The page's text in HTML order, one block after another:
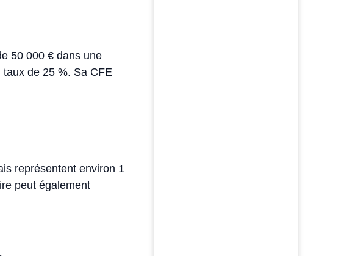
50 000 € dans une
de 25 %. Sa CFE
représentent environ 1
peut également